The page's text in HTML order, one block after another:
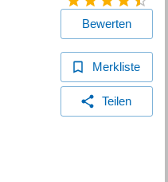
Bewerten
Merkliste
Teilen